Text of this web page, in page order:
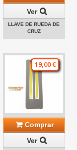
Ver
LLAVE DE RUEDA DE
CRUZ
19,00 €
Comprar
Ver